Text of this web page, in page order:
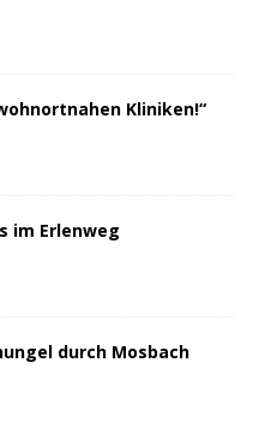
Kliniken!“
im Erlenweg
durch Mosbach